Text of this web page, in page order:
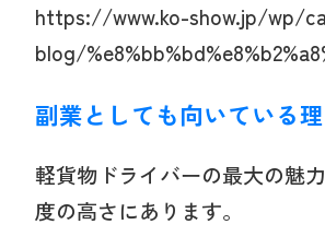
https://www.ko-show.jp/wp/
blog/
副業としても向いている
軽貨物ドライバーの最大の魅
度の高さにあります。